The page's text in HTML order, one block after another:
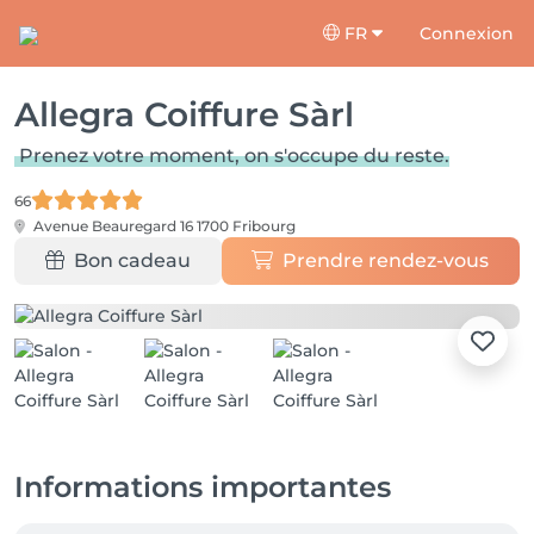
FR Connexion
Allegra Coiffure Sàrl
Prenez votre moment, on s'occupe du reste.
66
Avenue Beauregard 16 1700 Fribourg
Bon cadeau Prendre rendez-vous
Informations importantes